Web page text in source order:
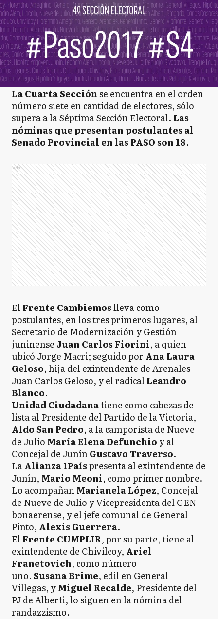
La Cuarta Secciónse encuentra en el orden
número siete en cantidad de electores, sólo
supera a la Séptima Sección Electoral. Las
nóminas que presentan postulantes al
Senado Provincial en las PASO son 18.
Ads
ElFrente Cambiemoslleva como
postulantes, en los tres primeros lugares, al
Secretario de Modernización y Gestión
juninense Juan Carlos Fiorini, a quien
ubicó Jorge Macri; seguido por Ana Laura
Geloso, hija del exintendente de Arenales
Juan Carlos Geloso, y el radicalLeandro
Blanco.
Unidad Ciudadanatiene como cabezas de
lista al Presidente del Partido de la Victoria,
Aldo San Pedro, a la camporista de Nueve
de Julio María Elena Defunchio y al
Concejal de JunínGustavo Traverso.
LaAlianza 1Paíspresenta al exintendente de
Junín, Mario Meoni, como primer nombre.
Lo acompañanMarianela López, Concejal
de Nueve de Julio y Vicepresidenta del GEN
bonaerense, y el jefe comunal de General
Pinto, Alexis Guerrera.
ElFrente CUMPLIR, por su parte, tiene al
exintendente de Chivilcoy, Ariel
Franetovich, como número
uno.Susana Brime, edil en General
Villegas, yMiguel Recalde, Presidente del
PJ de Alberti, lo siguen en la nómina del
randazzismo.